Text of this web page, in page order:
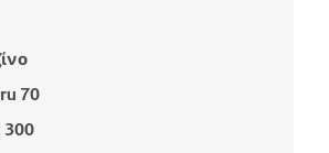
70
300